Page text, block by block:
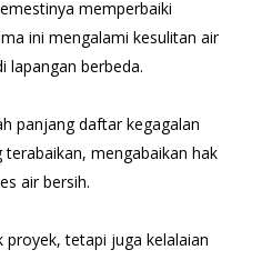
memperbaiki
ini mengalami kesulitan air
lapangan berbeda.
panjang daftar kegagalan
mengabaikan hak
air bersih.
proyek, tetapi juga kelalaian